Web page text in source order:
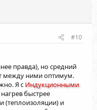
#10
правда), но средний
между ними оптимум.
Я с Индукционными
быстрее
(теплоизоляции) и